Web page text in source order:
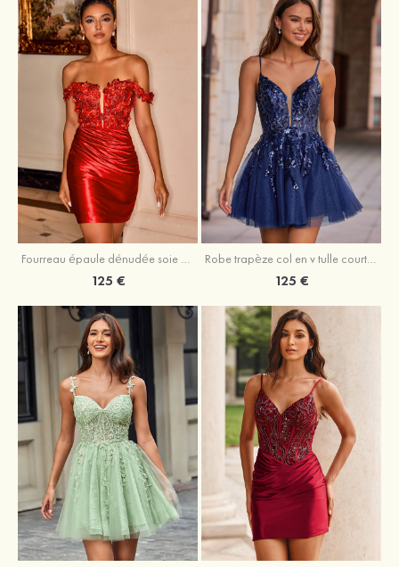
Fourreau épaule dénudée soie comme du satin courte/mini robe de fête de la rentrée
125 €
Robe trapèze col en v tulle courte/mini robe de fête de la rentrée avec poches paillettes
125 €